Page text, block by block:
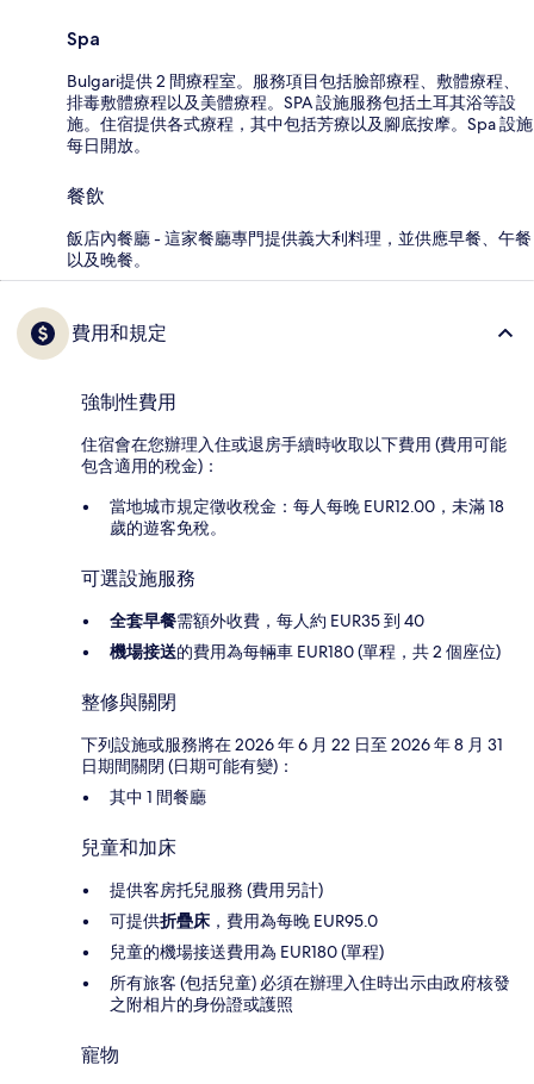
Spa
Bulgari提供 2 間療程室。服務項目包括臉部療程、敷體療程、
排毒敷體療程以及美體療程。SPA 設施服務包括土耳其浴等設
施。住宿提供各式療程，其中包括芳療以及腳底按摩。Spa 設施
每日開放。
餐飲
飯店內餐廳 - 這家餐廳專門提供義大利料理，並供應早餐、午餐
以及晚餐。
費用和規定
強制性費用
住宿會在您辦理入住或退房手續時收取以下費用 (費用可能
包含適用的稅金)：
當地城市規定徵收稅金：每人每晚 EUR12.00，未滿 18
歲的遊客免稅。
可選設施服務
全套早餐需額外收費，每人約 EUR35 到 40
機場接送的費用為每輛車 EUR180 (單程，共 2 個座位)
整修與關閉
下列設施或服務將在 2026 年 6 月 22 日至 2026 年 8 月 31
日期間關閉 (日期可能有變)：
其中 1 間餐廳
兒童和加床
提供客房托兒服務 (費用另計)
可提供折疊床 ，費用為每晚 EUR95.0
兒童的機場接送費用為 EUR180 (單程)
所有旅客 (包括兒童) 必須在辦理入住時出示由政府核發
之附相片的身份證或護照
寵物